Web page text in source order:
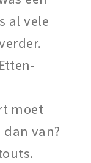
al vele
moet
van?